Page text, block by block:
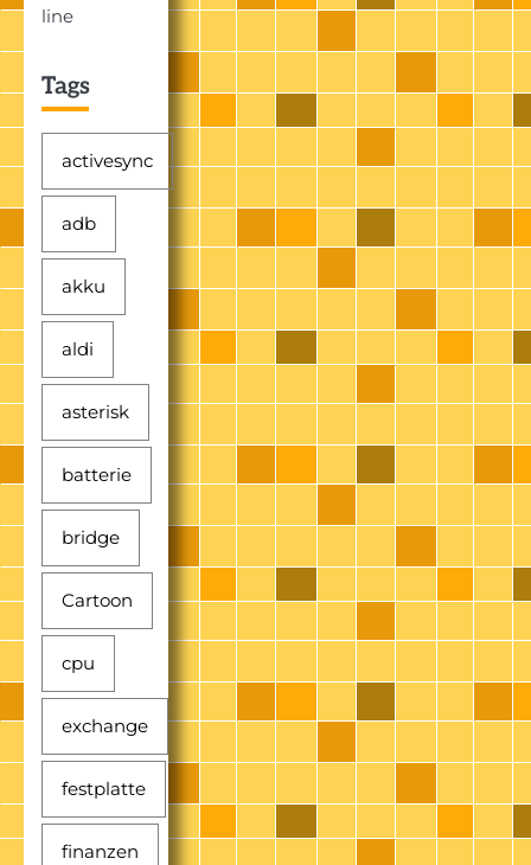
line
Tags
activesync
adb
akku
aldi
asterisk
batterie
bridge
Cartoon
cpu
exchange
festplatte
finanzen